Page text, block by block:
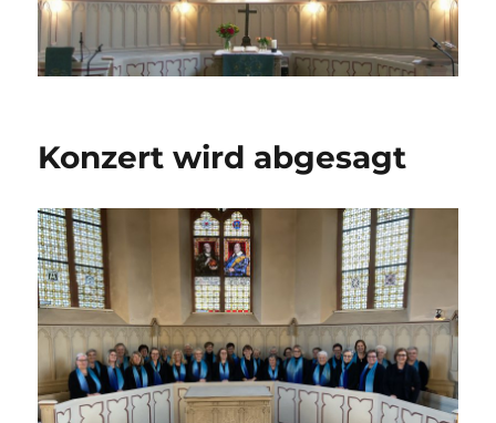
Konzert wird abgesagt